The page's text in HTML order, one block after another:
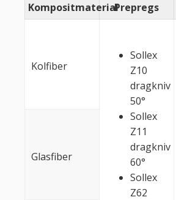
KompositmaterialPrepregs
Kolfiber
Sollex
Z10
dragkniv
50°
Sollex
Z11
dragkniv
60°
Sollex
Z62
Glasfiber